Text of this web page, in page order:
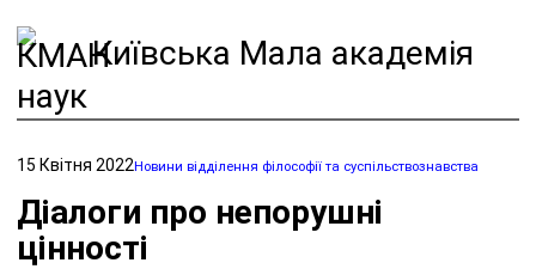
Київська Мала академія
наук
15 Квітня 2022Новини відділення філософії та суспільствознавства
Діалоги про непорушні
цінності